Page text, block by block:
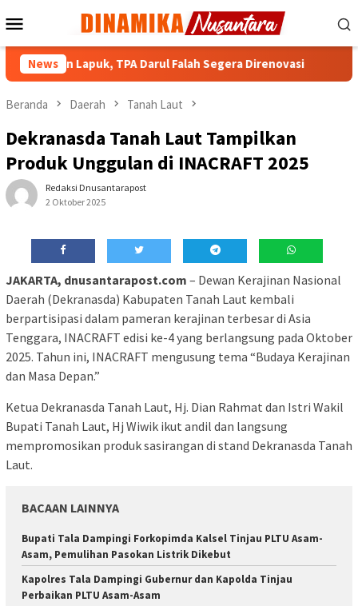
ke
Mobile
NewsLapuk, TPA Darul Falah Segera Direnovasi
Beranda Daerah Tanah Laut
Dekranasda Tanah Laut Tampilkan
Produk Unggulan di INACRAFT 2025
Redaksi Dnusantarapost
2 Oktober 2025
JAKARTA, dnusantarapost.com – Dewan Kerajinan Nasional
Daerah (Dekranasda) Kabupaten Tanah Laut kembali
berpartisipasi dalam pameran kerajinan terbesar di Asia
Tenggara, INACRAFT edisi ke-4 yang berlangsung pada Oktober
2025. Tahun ini, INACRAFT mengusung tema “Budaya Kerajinan
dan Masa Depan.”
Ketua Dekranasda Tanah Laut, Hj. Dian Rahmat dan Istri Wakil
Bupati Tanah Laut, Hj Wiwik ikut andil dan langsung
mempromosikan produk sasirangan di stand Dekranasda Tanah
Laut.
BACAAN LAINNYA
Bupati Tala Dampingi Forkopimda Kalsel Tinjau PLTU Asam-
Asam, Pemulihan Pasokan Listrik Dikebut
Kapolres Tala Dampingi Gubernur dan Kapolda Tinjau
Perbaikan PLTU Asam-Asam